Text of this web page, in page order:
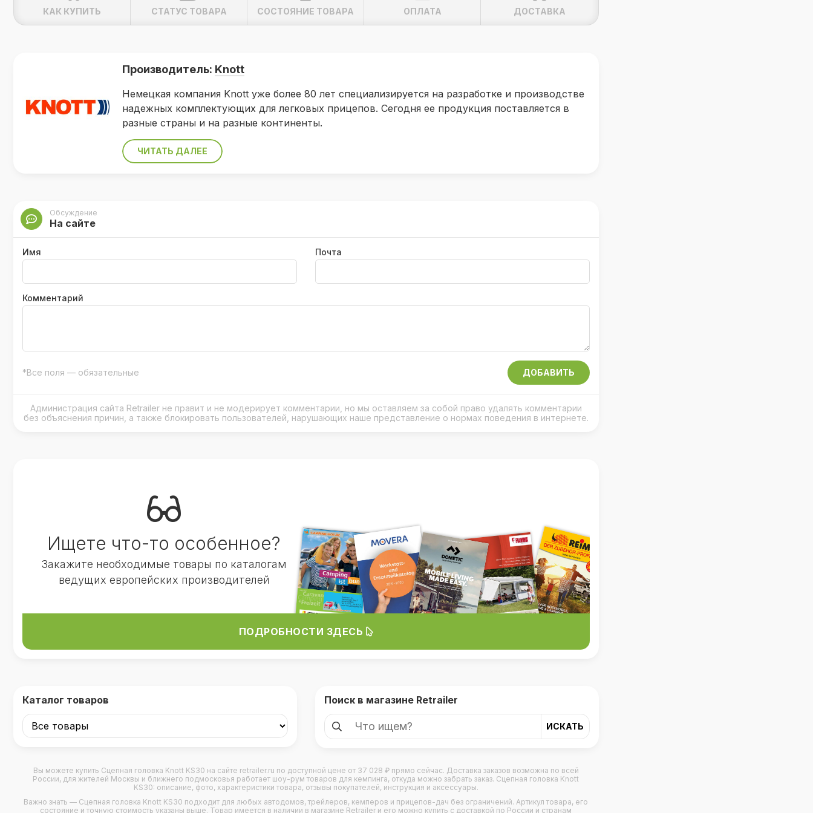
КАК КУПИТЬ СТАТУС ТОВАРА СОСТОЯНИЕ ТОВАРА ОПЛАТА ДОСТАВКА
Производитель: Knott
Немецкая компания Knott уже более 80 лет специализируется на разработке и производстве
надежных комплектующих для легковых прицепов. Сегодня ее продукция поставляется в
разные страны и на разные континенты.
ЧИТАТЬ ДАЛЕЕ
Обсуждение
На сайте
Имя Почта
Комментарий
*Все поля — обязательные ДОБАВИТЬ
Администрация сайта Retrailer не правит и не модерирует комментарии, но мы оставляем за собой право удалять комментарии
без объяснения причин, а также блокировать пользователей, нарушающих наше представление о нормах поведения в интернете.
Ищете что-то особенное?
Закажите необходимые товары по каталогам
ведущих европейских производителей
ПОДРОБНОСТИ ЗДЕСЬ
Каталог товаров Поиск в магазине Retrailer
Вы можете купить Сцепная головка Knott KS30 на сайте retrailer.ru по доступной цене от 37 028 ₽ прямо сейчас. Доставка заказов возможна по всей
России, для жителей Москвы и ближнего подмосковья работает шоу-рум товаров для кемпинга, откуда можно забрать заказ. Сцепная головка Knott
KS30: описание, фото, характеристики товара, отзывы покупателей, инструкция и аксессуары.
Важно знать — Сцепная головка Knott KS30 подходит для любых автодомов,трейлеров, кемперов и прицепов-дач без ограничений. Артикул товара, его
состояние и точную стоимость указаны выше. Товар имеется в наличии в магазине Retrailer и его можно купить с доставкой по России и странам